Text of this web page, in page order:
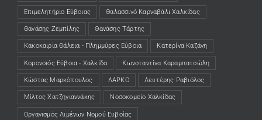
Επιμελητήριο Εύβοιας Θαλασσινό Καρναβάλι Χαλκίδας
Θανάσης Ζεμπίλης Θανάσης Τάρτης
Κακοκαιρία Θάλεια - Πλημμύρες Εύβοια Κατερίνα Καζάνη
Κορονοϊός Εύβοια - Χαλκίδα Κωνσταντίνα Καραμπατσώλη
Κώστας Μαρκόπουλος ΛΑΡΚΟ Λευτέρης Ραβιόλος
Μίλτος Χατζηγιαννάκης Νοσοκομείο Χαλκίδας
Οργανισμός Λιμένων Νομού Ευβοίας